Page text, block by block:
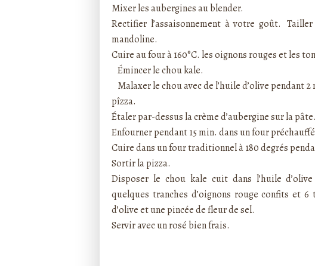
Mixer les aubergines au blender.
Rectifier l’assaisonnement à votre goût.
mandoline.
Cuire au four à 160°C. les oignons rouges et les
Émincer le chou kale.
Malaxer le chou avec de l’huile d’olive pendant
pîzza.
Étaler par-dessus la crème d’aubergine sur la pâte.
Enfourner pendant 15 min. dans un four préchauffé
Cuire dans un four traditionnel à 180 degrés
Sortir la pizza.
Disposer le chou kale cuit dans l’huile
quelques tranches d’oignons rouge confits et
d’olive et une pincée de fleur de sel.
Servir avec un rosé bien frais.